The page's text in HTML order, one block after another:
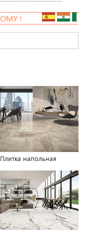
Плитка напольная